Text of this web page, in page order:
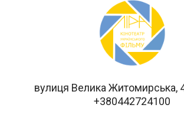
вулиця Велика Житомирська,
+380442724100